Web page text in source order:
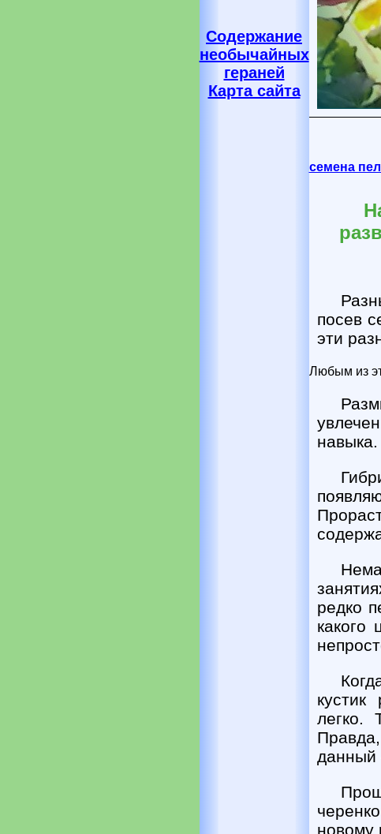
Содержание
необычайных
гераней
Карта сайта
семена
посев
эти
Любым из
навыка.
редко
какого
легко.
данный
новому